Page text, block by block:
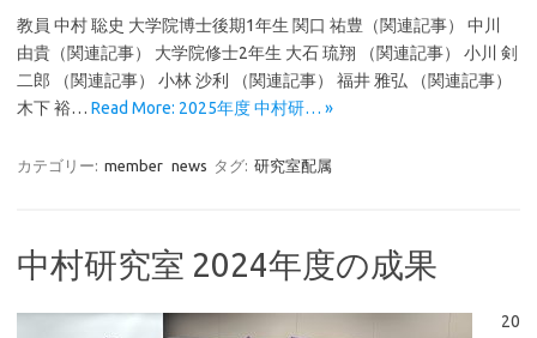
教員 中村 聡史 大学院博士後期1年生 関口 祐豊（関連記事） 中川
由貴（関連記事） 大学院修士2年生 大石 琉翔 （関連記事） 小川 剣
二郎 （関連記事） 小林 沙利 （関連記事） 福井 雅弘 （関連記事）
木下 裕… Read More: 2025年度 中村研… »
カテゴリー: member news タグ: 研究室配属
中村研究室 2024年度の成果
20